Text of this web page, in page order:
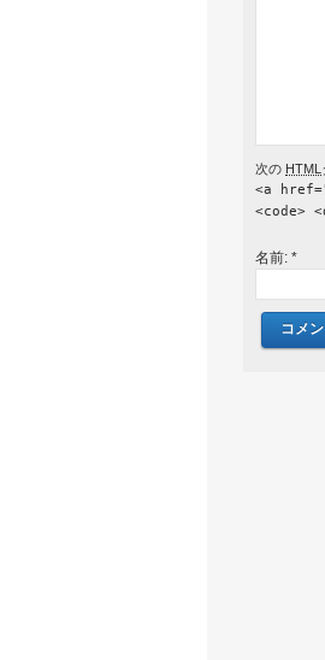
次の HTML
<a
<code>
名前: *